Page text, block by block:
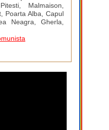
Malmaison,
Poarta Alba, Capul
Neagra, Gherla,